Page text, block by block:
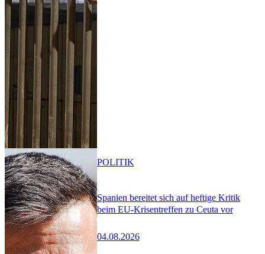
Spanien bereitet sich auf heftige Kritik
beim EU-Krisentreffen zu Ceuta vor
04.08.2026
POLITIK